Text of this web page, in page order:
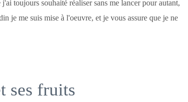
j'ai toujours souhaité réaliser sans me lancer pour autant,
je me suis mise à l'oeuvre, et je vous assure que je ne
ses fruits